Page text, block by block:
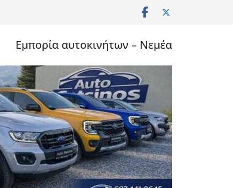
Εμπορία αυτοκινήτων – Νεμέα